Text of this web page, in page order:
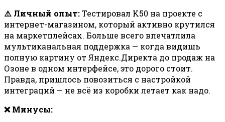
⚠️ Личный опыт:Тестировал K50 на проекте с
интернет-магазином, который активно крутился
на маркетплейсах. Больше всего впечатлила
мультиканальная поддержка — когда видишь
полную картину от Яндекс.Директа до продаж на
Озоне в одном интерфейсе, это дорого стоит.
Правда, пришлось повозиться с настройкой
интеграций — не всё из коробки летает как надо.
❌ Минусы: